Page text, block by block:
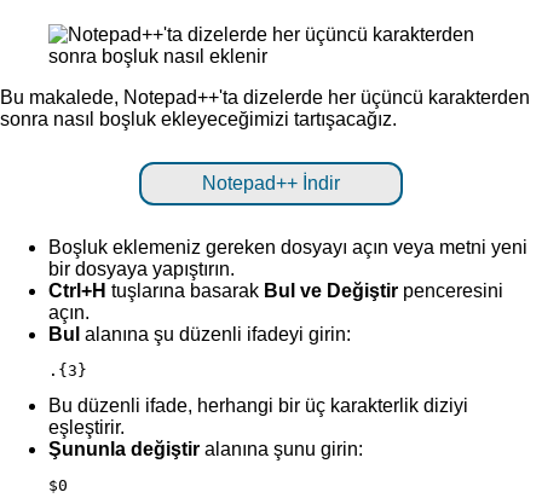
Bu makalede, Notepad++'ta dizelerde her üçüncü karakterden
sonra nasıl boşluk ekleyeceğimizi tartışacağız.
Notepad++ İndir
Boşluk eklemeniz gereken dosyayı açın veya metni yeni
bir dosyaya yapıştırın.
Ctrl+H tuşlarına basarak Bul ve Değiştir penceresini
açın.
Bul alanına şu düzenli ifadeyi girin:
.{3}
Bu düzenli ifade, herhangi bir üç karakterlik diziyi
eşleştirir.
Şununla değiştir alanına şunu girin:
$0